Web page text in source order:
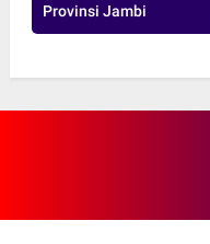
Provinsi Jambi